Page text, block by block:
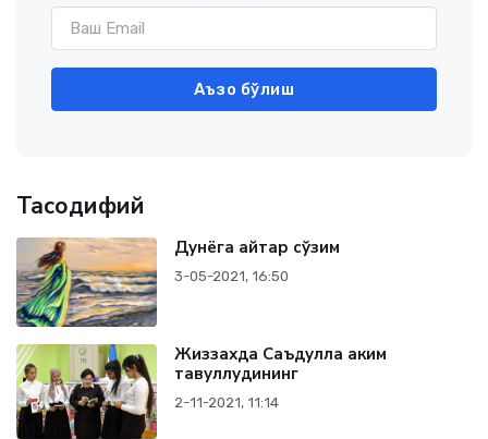
Аъзо бўлиш
Тасодифий
Дунёга айтар сўзим
3-05-2021, 16:50
Жиззахда Саъдулла Ҳаким
тавуллудининг
2-11-2021, 11:14